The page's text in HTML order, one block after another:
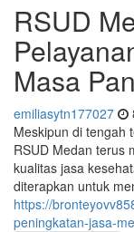
RSUD
Masa
emiliasytn177027
Meskipun di tengah
RSUD Medan terus
kualitas jasa
diterapkan untuk
https://
peningkatan-jasa-